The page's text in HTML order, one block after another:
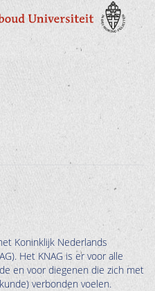
Koninklijk Nederlands
Het KNAG is er voor alle
en voor diegenen die zich met
verbonden voelen.